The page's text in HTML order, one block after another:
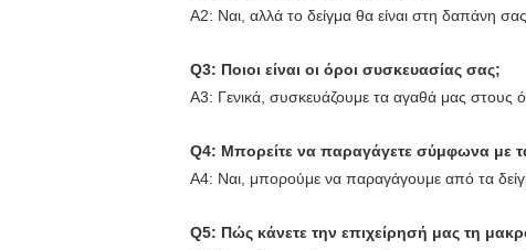
A2: Ναι, αλλά το δείγμα θα είναι στη δαπάνη σας.
Q3: Ποιοι είναι οι όροι συσκευασίας σας;
A3: Γενικά, συσκευάζουμε τα αγαθά μας στους
Q4: Μπορείτε να παραγάγετε σύμφωνα με
A4: Ναι, μπορούμε να παραγάγουμε από τα
Q5: Πώς κάνετε την επιχείρησή μας τη